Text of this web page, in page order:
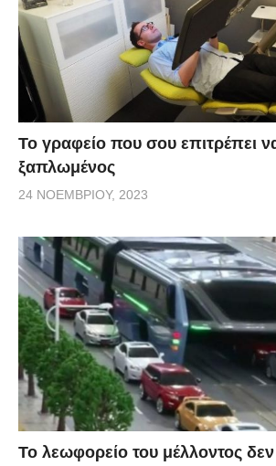
Το γραφείο που σου επιτρέπει
ξαπλωμένος
24 ΝΟΕΜΒΡΊΟΥ, 2023
Το λεωφορείο του μέλλοντος δεν